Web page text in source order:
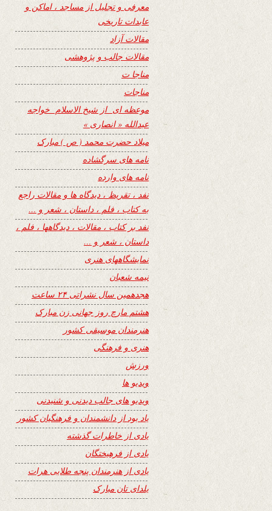
معرفی و تجلیل از مساجد ، اماکن و
عابدات تاریخی
مقالات آزاد
مقالات جالب و پژوهشی
مناجا ت
مناجات
موعظه ای از شیخ الاسلام خواجه
عبدالله « انصاری »
میلاد حضرت محمد ( ص ) مبارک
نامه های سرگشاده
نامه های وارده
نفد ، تقریظ ، دیدگاه ها و مقالات راجع
به کتاب ، فلم ، داستان ، شعر و …
نفد بر کتاب ، مقالات ، دیدگاهها ، فلم ،
داستان ، شعر و …
نمایشگاههای هنری
نیمه شعبان
هجدهمین سال نشراتی ۲۴ ساعت
هشتم مارچ روز جهانی زن مبارک
هنرمندان موسیقی کشور
هنری و فرهنگی
ورزش
ویدیو ها
ویدیو های جالب دیدنی و شنیدنی
یاد بود از دانشمندان و فرهنگیان کشور
یادی از خاطرات گذشته
یادی از فرهیختگان
یادی از هنرمندان پنجه طلایی هرات
یلدای تان مبارک